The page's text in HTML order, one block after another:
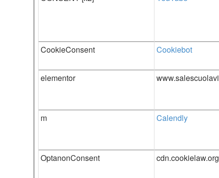
CookieConsent Cookiebot
elementor
m Calendly
OptanonConsent cdn.cookielaw.org